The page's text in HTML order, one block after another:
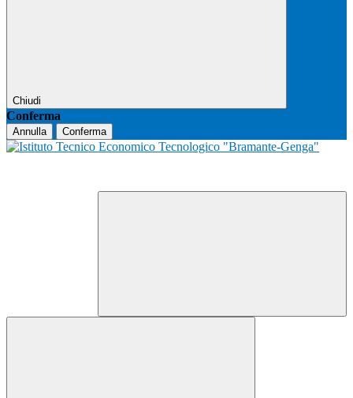
Chiudi
Conferma
Annulla Conferma